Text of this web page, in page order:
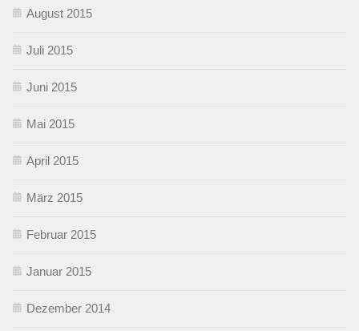
August 2015
Juli 2015
Juni 2015
Mai 2015
April 2015
März 2015
Februar 2015
Januar 2015
Dezember 2014